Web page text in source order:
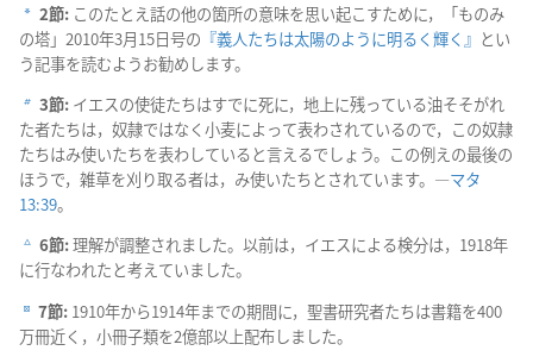
a 2節: このたとえ話の他の箇所の意味を思い起こすために，「ものみ
の塔」2010年3月15日号の 『義人たちは太陽のように明るく輝く』 とい
う記事を読むようお勧めします。
b 3節: イエスの使徒たちはすでに死に，地上に残っている油そそがれ
た者たちは，奴隷ではなく小麦によって表わされているので，この奴隷
たちはみ使いたちを表わしていると言えるでしょう。この例えの最後の
ほうで，雑草を刈り取る者は，み使いたちとされています。―マタ
13:39。
c 6節:理解が調整されました。以前は，イエスによる検分は，1918年
に行なわれたと考えていました。
d 7節: 1910年から1914年までの期間に，聖書研究者たちは書籍を400
万冊近く，小冊子類を2億部以上配布しました。